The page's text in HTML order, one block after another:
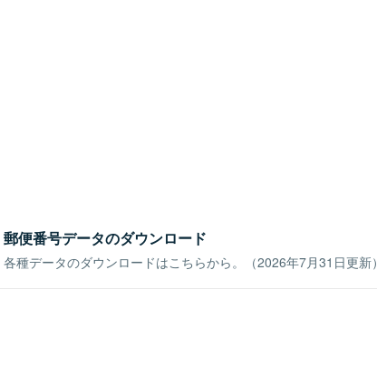
郵便番号データのダウンロード
各種データのダウンロードはこちらから。（2026年7月31日更新）